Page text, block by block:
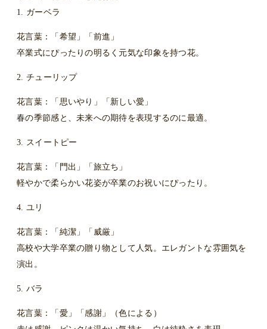
1. ガーベラ
花言葉：「希望」「前進」
卒業式にぴったりの明るく元気な印象を持つ花。
2. チューリップ
花言葉：「思いやり」「新しい愛」
春の季節感と、未来への期待を表現するのに最適。
3. スイートピー
花言葉：「門出」「旅立ち」
軽やかで柔らかい花姿が卒業のお祝いにぴったり。
4. ユリ
花言葉：「純潔」「威厳」
高校や大学卒業の贈り物として人気。エレガントな雰囲気を
演出。
5. バラ
花言葉：「愛」「感謝」（色による）